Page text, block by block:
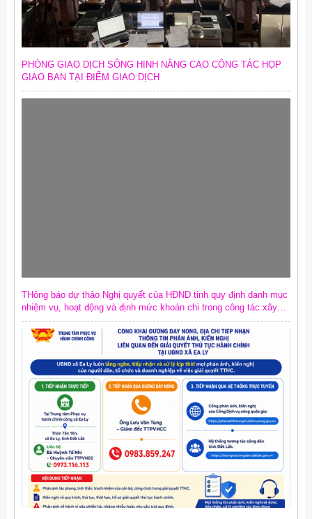
PHÒNG GIAO DỊCH SÔNG HINH NÂNG CAO CÔNG TÁC HỌP
GIAO BAN TẠI ĐIỂM GIAO DỊCH
THông báo dự thảo Nghị quyết của HĐND tỉnh quy định danh mục
nhiệm vụ, hoạt động và định mức khoán chi trong công tác xây
dựng văn bản quy phạm pháp luật trên địa bàn tỉnh